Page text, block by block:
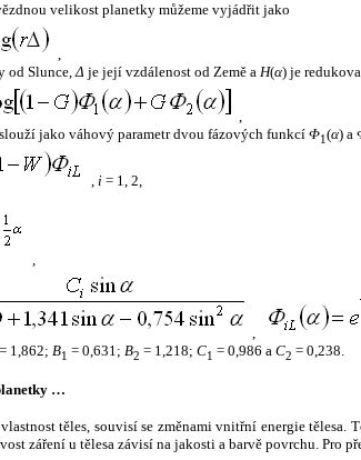
velikost planetky můžeme vyjádřit jako
,
od Slunce,Δ je její vzdálenost od Země a H(α) je
,
slouží jako váhový parametr dvou fázových funkcí Φ1(α) a
, i = 1, 2,
,
,
= 1,862; B1 = 0,631; B2 = 1,218; C1 = 0,986 a C2 = 0,238.
…
těles, souvisí se změnami vnitřní energie
záření u tělesa závisí na jakosti a barvě povrchu. Pro